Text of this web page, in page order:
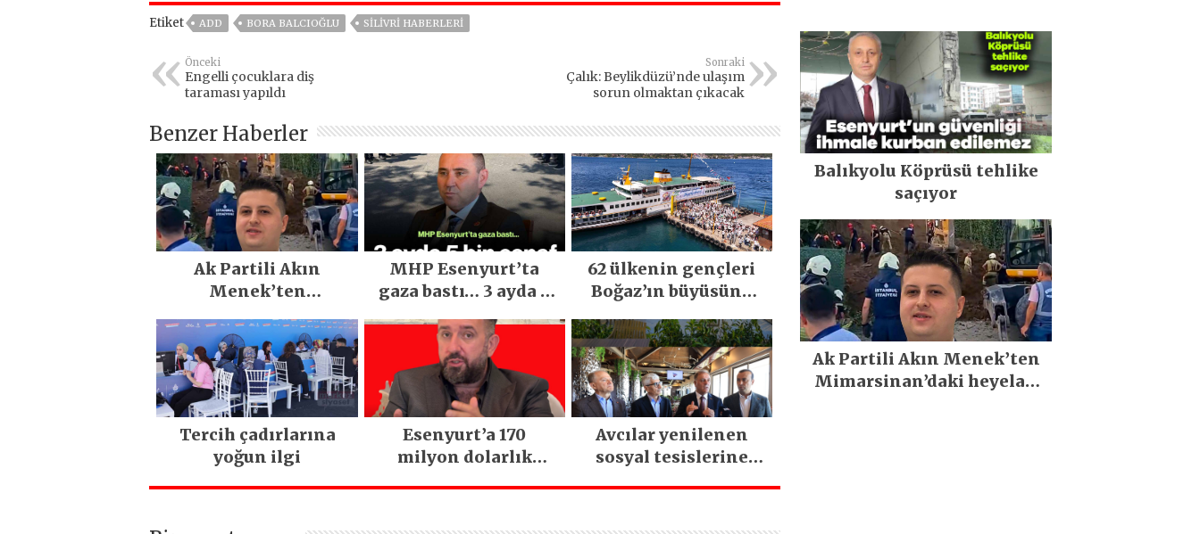
Etiket ADD BORA BALCIOĞLU SILIVRI HABERLERI
Önceki
Engelli çocuklara diş
taraması yapıldı
Sonraki
Çalık: Beylikdüzü’nde ulaşım
sorun olmaktan çıkacak
Benzer Haberler
Ak Partili Akın
Menek’ten
heyelan sonrası
kritik uyarı
MHP Esenyurt’ta
gaza bastı… 3 ayda 5
edildi
62 ülkenin gençleri
Boğaz’ın büyüsüne
Tercih çadırlarına
yoğun ilgi
Esenyurt’a 170
milyon dolarlık
Avcılar yenilenen
sosyal tesislerine
Balıkyolu Köprüsü tehlike
saçıyor
Ak Partili Akın Menek’ten
Mimarsinan’daki heyelan